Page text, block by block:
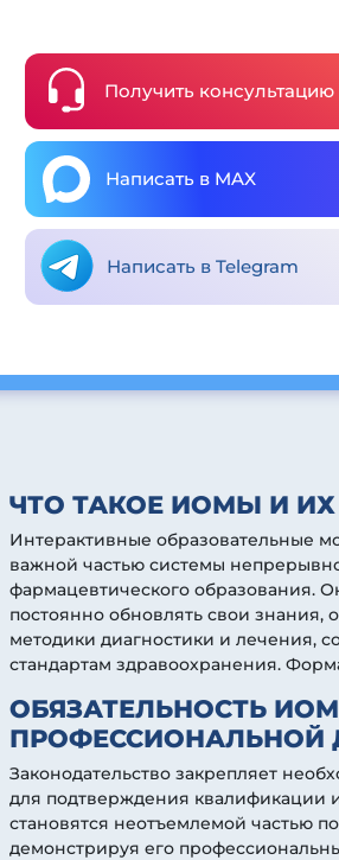
Получить консультацию
Написать в MAX
Написать в Telegram
ЧТО ТАКОЕ ИОМЫ И
Интерактивные образовательные
важной частью системы
фармацевтического образования.
постоянно обновлять свои знания,
методики диагностики и лечения,
стандартам здравоохранения.
ОБЯЗАТЕЛЬНОСТЬ
ПРОФЕССИОНАЛЬНОЙ
Законодательство закрепляет
для подтверждения квалификации
становятся неотъемлемой частью
демонстрируя его